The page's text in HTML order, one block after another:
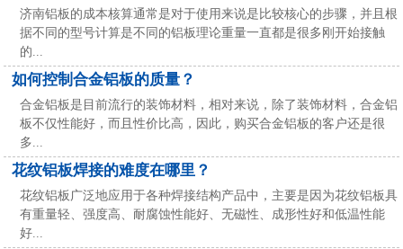
济南铝板的成本核算通常是对于使用来说是比较核心的步骤，并且根
据不同的型号计算是不同的铝板理论重量一直都是很多刚开始接触
的...
如何控制合金铝板的质量？
合金铝板是目前流行的装饰材料，相对来说，除了装饰材料，合金铝
板不仅性能好，而且性价比高，因此，购买合金铝板的客户还是很
多...
花纹铝板焊接的难度在哪里？
花纹铝板广泛地应用于各种焊接结构产品中，主要是因为花纹铝板具
有重量轻、强度高、耐腐蚀性能好、无磁性、成形性好和低温性能
好...